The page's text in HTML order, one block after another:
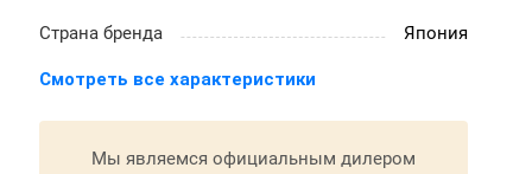
Страна бренда Япония
Смотреть все характеристики
Мы являемся официальным дилером